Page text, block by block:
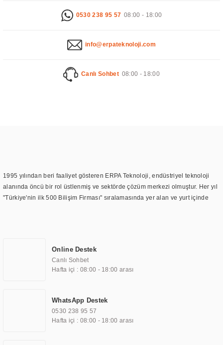
0530 238 95 57 08:00 - 18:00
info@erpateknoloji.com
Canlı Sohbet 08:00 - 18:00
1995 yılından beri faaliyet gösteren ERPA Teknoloji, endüstriyel teknoloji
alanında öncü bir rol üstlenmiş ve sektörde çözüm merkezi olmuştur. Her yıl
"Türkiye'nin ilk 500 Bilişim Firması" sıralamasında yer alan ve yurt içinde
TOCHI markası altında kendi ürettiği ürünlerde kullanmıştır. Günümüzde
TOCHI; videowall, digital signage, kiosk, totem, akıllı durak ekranı, araç içi
ekran, asansör ekranı, digital menüboard, marin ekran, medikal ekran,
ekranları, endüstriyel ekranlar, kapı önü bilgi ekranları, panel PC,
endüstriyel Panel PC, mini PC, endüstriyel mini PC ve akıllı bina sistemleri
gibi çözümleri 4.5" ile 110” boyutları arasında üretebilirken, ayrıca standart
Online Destek
Canlı Sohbet
Hafta içi : 08:00 - 18:00 arası
WhatsApp Destek
0530 238 95 57
Hafta içi : 08:00 - 18:00 arası